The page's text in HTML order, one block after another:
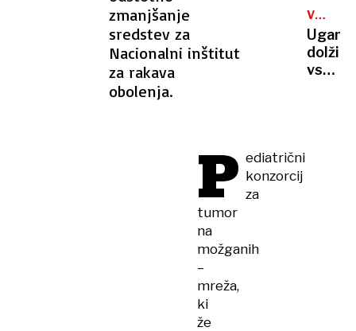
zmanjšanje
sredstev za
Nacionalni inštitut
za rakava
obolenja.
P ediatrični
konzorcij
za
tumor
na
možganih
–
mreža,
ki
že
Rusija
in
še
naprej
V
dolžino
vseh